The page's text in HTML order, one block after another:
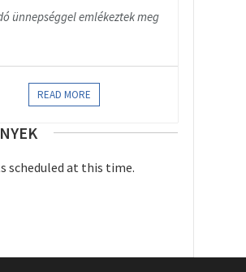
ünnepséggel emlékeztek meg
READ MORE
scheduled at this time.